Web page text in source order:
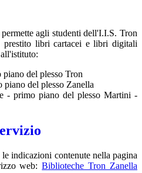
agli studenti dell'I.I.S. Tron
libri cartacei e libri digitali
del plesso Tron
del plesso Zanella
- primo piano del plesso Martini -
indicazioni contenute nella pagina
web:Biblioteche Tron Zanella